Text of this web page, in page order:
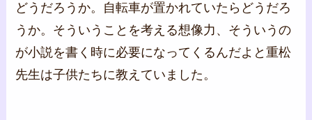
どうだろうか。自転車が置かれていたらどうだろ
うか。そういうことを考える想像力、そういうの
が小説を書く時に必要になってくるんだよと重松
先生は子供たちに教えていました。